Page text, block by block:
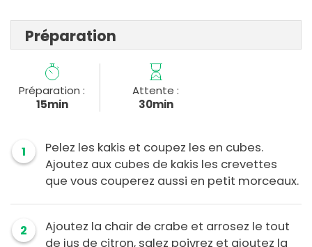
Préparation
Préparation :
15min
Attente :
30min
1
Pelez les kakis et coupez les en cubes.
Ajoutez aux cubes de kakis les crevettes
que vous couperez aussi en petit morceaux.
2
Ajoutez la chair de crabe et arrosez le tout
de jus de citron, salez poivrez et ajoutez la